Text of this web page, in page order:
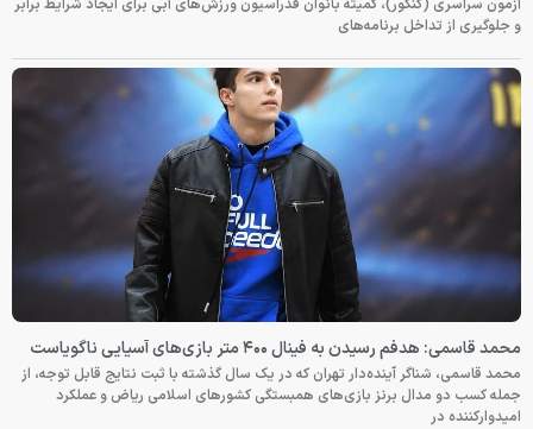
آزمون سراسری (کنکور)، کمیته بانوان فدراسیون ورزش‌های آبی برای ایجاد شرایط برابر
و جلوگیری از تداخل برنامه‌های
محمد قاسمی: هدفم رسیدن به فینال ۴۰۰ متر بازی‌های آسیایی ناگویاست
محمد قاسمی، شناگر آینده‌دار تهران که در یک سال گذشته با ثبت نتایج قابل توجه، از
جمله کسب دو مدال برنز بازی‌های همبستگی کشورهای اسلامی ریاض و عملکرد
امیدوارکننده در